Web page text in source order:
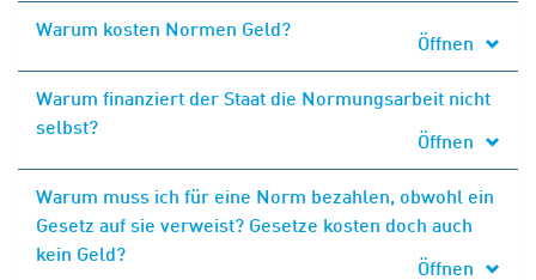
Warum kosten Normen Geld?
Öffnen
Warum finanziert der Staat die Normungsarbeit nicht
selbst?
Öffnen
Warum muss ich für eine Norm bezahlen, obwohl ein
Gesetz auf sie verweist? Gesetze kosten doch auch
kein Geld?
Öffnen